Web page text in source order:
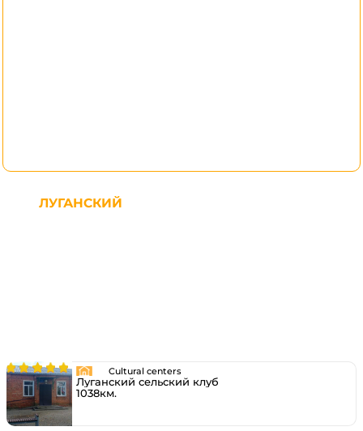
ЛУГАНСКИЙ
Cultural centers
Луганский сельский клуб
1038км.